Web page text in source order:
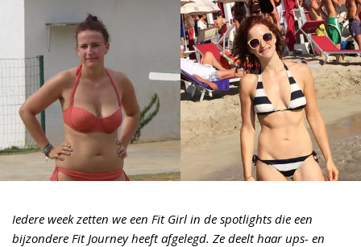
Iedere week zetten we een Fit Girl in de spotlights die een
bijzondere Fit Journey heeft afgelegd. Ze deelt haar ups- en